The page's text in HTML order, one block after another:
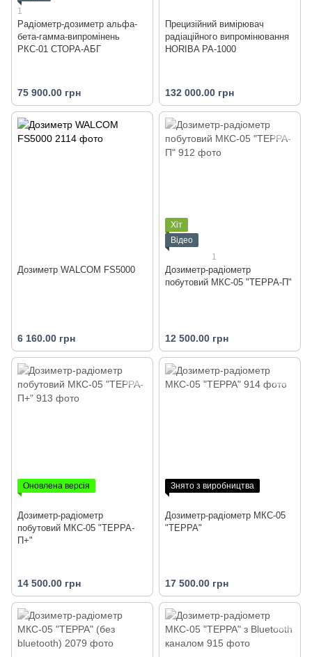
1
Радіометр-дозиметр альфа-
бета-гамма-випромінень
РКС-01 СТОРА-АБГ
75 900.00 грн
Прецизійний вимірювач
радіаційного випромінювання
HORIBA PA-1000
132 000.00 грн
Дозиметр WALCOM FS5000
6 160.00 грн
Хіт
Відео
1
Дозиметр-радіометр
побутовий МКС-05 "ТЕРРА-П"
12 500.00 грн
Оновлена версія
Дозиметр-радіометр
побутовий МКС-05 "ТЕРРА-
П+"
14 500.00 грн
Знято з виробництва
Дозиметр-радіометр МКС-05
"ТЕРРА"
17 500.00 грн